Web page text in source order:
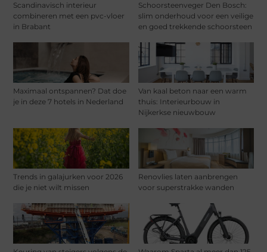
Scandinavisch interieur
combineren met een pvc-vloer
in Brabant
Schoorsteenveger Den Bosch:
slim onderhoud voor een veilige
en goed trekkende schoorsteen
Maximaal ontspannen? Dat doe
je in deze 7 hotels in Nederland
Van kaal beton naar een warm
thuis: Interieurbouw in
Nijkerkse nieuwbouw
Trends in galajurken voor 2026
die je niet wilt missen
Renovlies laten aanbrengen
voor superstrakke wanden